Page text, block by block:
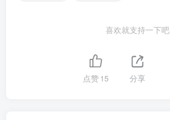
喜欢就支持一下吧
点赞15 分享